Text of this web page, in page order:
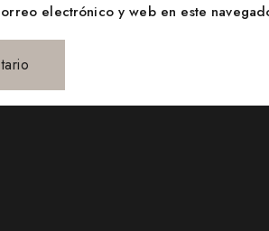
electrónico y web en este